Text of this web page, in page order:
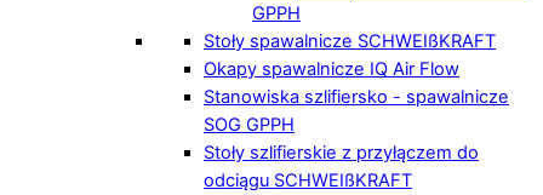
GPPH
Stoły spawalnicze SCHWEIßKRAFT
Okapy spawalnicze IQ Air Flow
Stanowiska szlifiersko - spawalnicze
SOG GPPH
Stoły szlifierskie z przyłączem do
odciągu SCHWEIßKRAFT